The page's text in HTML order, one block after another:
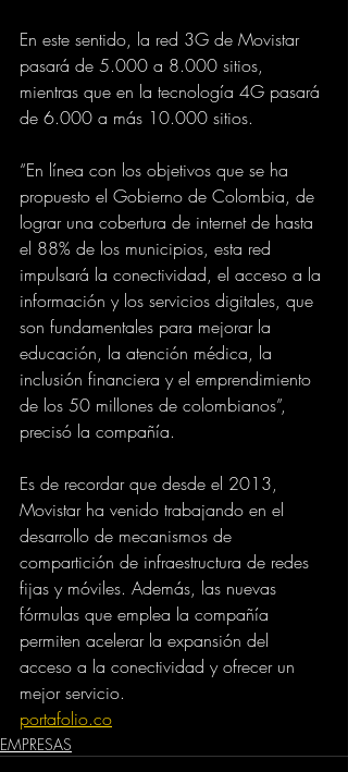
En este sentido, la red 3G de Movistar
pasará de 5.000 a 8.000 sitios,
mientras que en la tecnología 4G pasará
de 6.000 a más 10.000 sitios.
“En línea con los objetivos que se ha
propuesto el Gobierno de Colombia, de
lograr una cobertura de internet de hasta
el 88% de los municipios, esta red
impulsará la conectividad, el acceso a la
información y los servicios digitales, que
son fundamentales para mejorar la
educación, la atención médica, la
inclusión financiera y el emprendimiento
de los 50 millones de colombianos”,
precisó la compañía.
Es de recordar que desde el 2013,
Movistar ha venido trabajando en el
desarrollo de mecanismos de
compartición de infraestructura de redes
fijas y móviles. Además, las nuevas
fórmulas que emplea la compañía
permiten acelerar la expansión del
acceso a la conectividad y ofrecer un
mejor servicio.
portafolio.co
EMPRESAS